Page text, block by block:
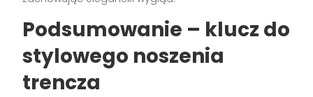
Podsumowanie – klucz do
stylowego noszenia
trencza